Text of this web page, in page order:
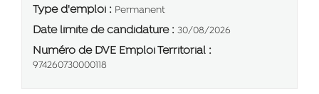
Type d'emploi : Permanent
Date limite de candidature : 30/08/2026
Numéro de DVE Emploi Territorial :
974260730000118